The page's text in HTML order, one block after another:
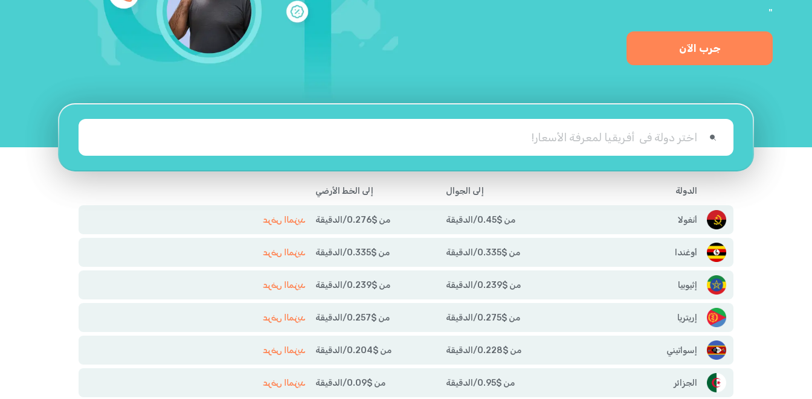
"
جرب الآن
الدولة إلى الجوال إلى الخط الأرضي
أنغولا من $
0.45
/ الدقيقة من $
0.276
/ الدقيقة عرض المزيد
أوغندا من $
0.335
/ الدقيقة من $
0.335
/ الدقيقة عرض المزيد
إثيوبيا من $
0.239
/ الدقيقة من $
0.239
/ الدقيقة عرض المزيد
إريتريا من $
0.275
/ الدقيقة من $
0.257
/ الدقيقة عرض المزيد
إسواتيني من $
0.228
/ الدقيقة من $
0.204
/ الدقيقة عرض المزيد
الجزائر من $
0.95
/ الدقيقة من $
0.09
/ الدقيقة عرض المزيد